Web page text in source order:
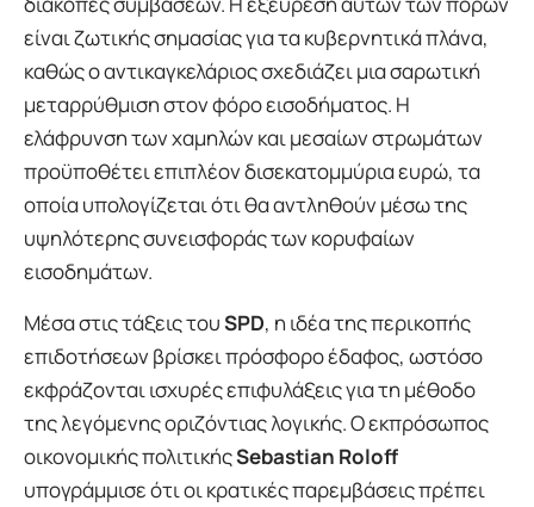
είναι ζωτικής σημασίας για τα κυβερνητικά πλάνα,
καθώς ο αντικαγκελάριος σχεδιάζει μια σαρωτική
μεταρρύθμιση στον φόρο εισοδήματος. Η
ελάφρυνση των χαμηλών και μεσαίων στρωμάτων
προϋποθέτει επιπλέον δισεκατομμύρια ευρώ, τα
οποία υπολογίζεται ότι θα αντληθούν μέσω της
υψηλότερης συνεισφοράς των κορυφαίων
εισοδημάτων.
Μέσα στις τάξεις τουSPD, η ιδέα της περικοπής
επιδοτήσεων βρίσκει πρόσφορο έδαφος, ωστόσο
εκφράζονται ισχυρές επιφυλάξεις για τη μέθοδο
της λεγόμενης οριζόντιας λογικής. Ο εκπρόσωπος
οικονομικής πολιτικήςSebastian Roloff
υπογράμμισε ότι οι κρατικές παρεμβάσεις πρέπει